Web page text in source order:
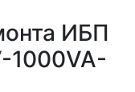
ИБП
1000VA-